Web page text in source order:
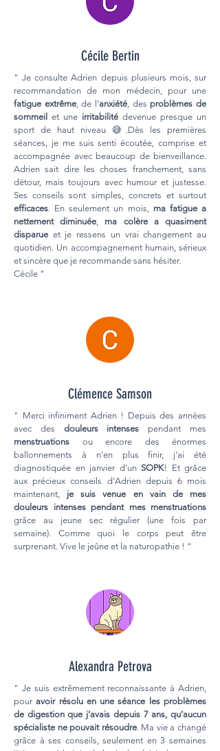
Cécile Bertin
" Je consulte Adrien depuis plusieurs mois, sur
recommandation de mon médecin, pour une
fatigue extrême, de l’anxiété, desproblèmes de
sommeil et une irritabilité devenue presque un
sport de haut niveau 😅.Dès les premières
séances, je me suis senti écoutée, comprise et
accompagnée avec beaucoup de bienveillance.
Adrien sait dire les choses franchement, sans
détour, mais toujours avec humour et justesse.
Ses conseils sont simples, concrets et surtout
efficaces. En seulement un mois, ma fatigue a
nettement diminuée, ma colère a quasiment
disparue et je ressens un vrai changement au
quotidien. Un accompagnement humain, sérieux
et sincère que je recommande sans hésiter.
Cécile "
Clémence Samson
" Merci infiniment Adrien ! Depuis des années
avec des douleurs intenses pendant mes
menstruations ou encore des énormes
ballonnements à n’en plus finir, j’ai été
diagnostiquée en janvier d’un SOPK! Et grâce
aux précieux conseils d’Adrien depuis 6 mois
maintenant, je suis venue en vain de mes
douleurs intenses pendant mes menstruations
grâce au jeune sec régulier (une fois par
semaine). Comme quoi le corps peut être
surprenant. Vive le jeûne et la naturopathie ! "
Alexandra Petrova
" Je suis extrêmement reconnaissante à Adrien,
pouravoir résolu en une séance les problèmes
de digestion que j’avais depuis 7 ans, qu’aucun
spécialiste ne pouvait résoudre. Ma vie a changé
grâce à ses conseils, seulement en 3 semaines